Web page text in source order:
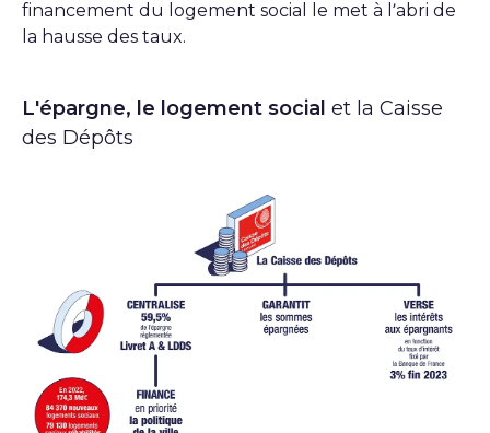
financement du logement social le met à l’abri de
la hausse des taux.
L'épargne, le logement social et la Caisse
des Dépôts